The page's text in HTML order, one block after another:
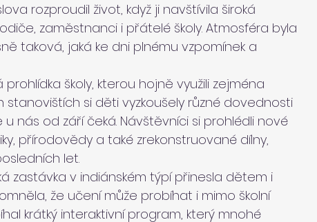
rozproudil život, když ji navštívila široká
zaměstnanci i přátelé školy. Atmosféra byla
taková, jaká ke dni plnému vzpomínek a
školy, kterou hojně využili zejména
stanovištích si děti vyzkoušely různé dovednosti
nás od září čeká. Návštěvníci si prohlédli nové
přírodovědy a také zrekonstruované dílny,
let.
zastávka v indiánském týpí přinesla dětem i
že učení může probíhat i mimo školní
krátký interaktivní program, který mnohé